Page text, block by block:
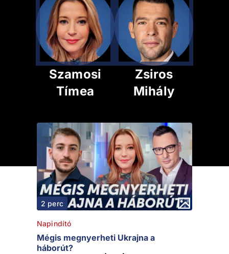
Szamosi
Tímea
Zsiros
Mihály
2 perc
Napindító
Mégis megnyerheti Ukrajna a
háborút?